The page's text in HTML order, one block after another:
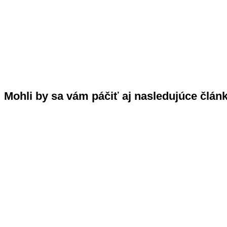
Mohli by sa vám páčiť aj nasledujúce